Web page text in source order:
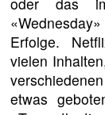
Erfolge.
vielen
etwas